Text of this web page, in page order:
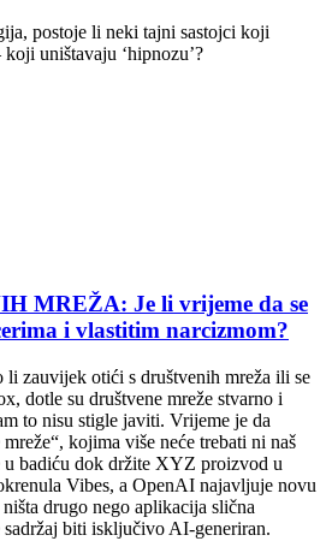
postoje li neki tajni sastojci koji
uništavaju ‘hipnozu’?
MREŽA: Je li vrijeme da se
i vlastitim narcizmom?
li zauvijek otići s društvenih mreža ili se
dotle su društvene mreže stvarno i
to nisu stigle javiti. Vrijeme je da
kojima više neće trebati ni naš
u badiću dok držite XYZ proizvod u
Vibes, a OpenAI najavljuje novu
drugo nego aplikacija slična
biti isključivo AI-generiran.